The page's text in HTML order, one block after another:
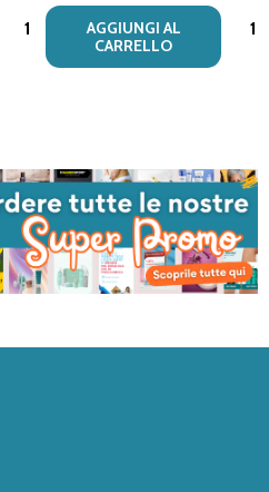
Quantità:
AGGIUNGI AL
CARRELLO